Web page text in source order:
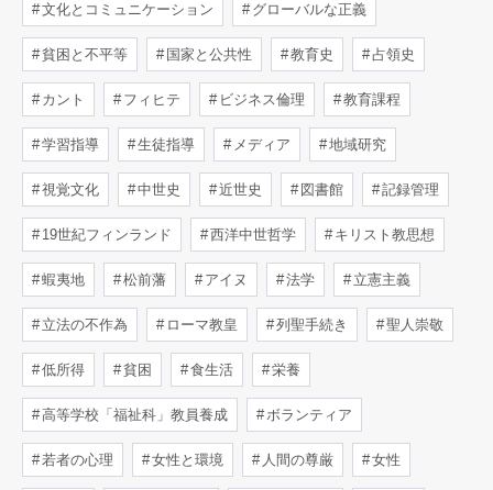
文化とコミュニケーション グローバルな正義
貧困と不平等 国家と公共性 教育史 占領史
カント フィヒテ ビジネス倫理 教育課程
学習指導 生徒指導 メディア 地域研究
視覚文化 中世史 近世史 図書館 記録管理
19世紀フィンランド 西洋中世哲学 キリスト教思想
蝦夷地 松前藩 アイヌ 法学 立憲主義
立法の不作為 ローマ教皇 列聖手続き 聖人崇敬
低所得 貧困 食生活 栄養
高等学校「福祉科」教員養成 ボランティア
若者の心理 女性と環境 人間の尊厳 女性